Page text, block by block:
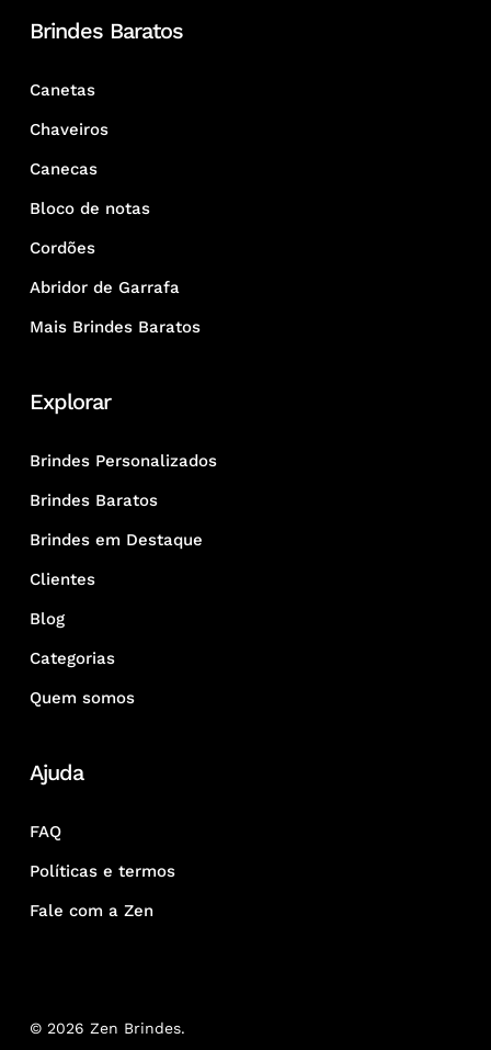
Brindes Baratos
Canetas
Chaveiros
Canecas
Bloco de notas
Cordões
Abridor de Garrafa
Mais Brindes Baratos
Explorar
Brindes Personalizados
Brindes Baratos
Brindes em Destaque
Clientes
Blog
Categorias
Quem somos
Ajuda
FAQ
Políticas e termos
Fale com a Zen
© 2026 Zen Brindes.